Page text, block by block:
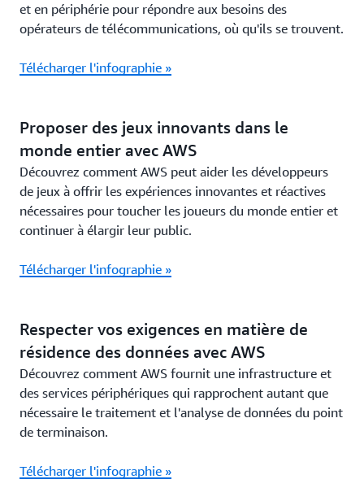
et en périphérie pour répondre aux besoins des
opérateurs de télécommunications, où qu'ils se trouvent.
Télécharger l'infographie »
Proposer des jeux innovants dans le
monde entier avec AWS
Découvrez comment AWS peut aider les développeurs
de jeux à offrir les expériences innovantes et réactives
nécessaires pour toucher les joueurs du monde entier et
continuer à élargir leur public.
Télécharger l'infographie »
Respecter vos exigences en matière de
résidence des données avec AWS
Découvrez comment AWS fournit une infrastructure et
des services périphériques qui rapprochent autant que
nécessaire le traitement et l'analyse de données du point
de terminaison.
Télécharger l'infographie »